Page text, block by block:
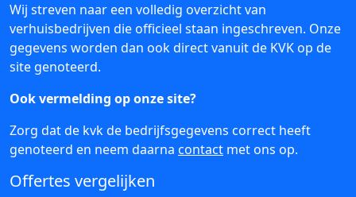
Wij streven naar een volledig overzicht van
verhuisbedrijven die officieel staan ingeschreven. Onze
gegevens worden dan ook direct vanuit de KVK op de
site genoteerd.
Ook vermelding op onze site?
Zorg dat de kvk de bedrijfsgegevens correct heeft
genoteerd en neem daarna contact met ons op.
Offertes vergelijken